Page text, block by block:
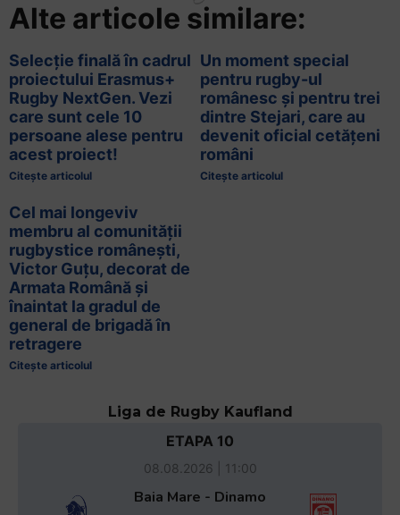
Alte articole similare:
Selecție finală în cadrul
proiectului Erasmus+
Rugby NextGen. Vezi
care sunt cele 10
persoane alese pentru
acest proiect!
Citește articolul
Un moment special
pentru rugby-ul
românesc și pentru trei
dintre Stejari, care au
devenit oficial cetățeni
români
Citește articolul
Cel mai longeviv
membru al comunității
rugbystice românești,
Victor Guțu, decorat de
Armata Română și
înaintat la gradul de
general de brigadă în
retragere
Citește articolul
Liga de Rugby Kaufland
ETAPA 10
08.08.2026 | 11:00
Baia Mare - Dinamo